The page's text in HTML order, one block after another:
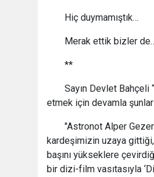
Hiç duymamıştık…
Merak ettik bizler
**
Sayın Devlet Bahçeli
etmek için devamla
"Astronot Alper
kardeşimizin uzaya gittiği,
başını yükseklere
bir dizi-film vasıtasıyla